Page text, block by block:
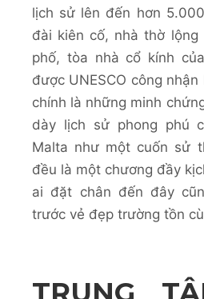
lịch sử lên đến hơn
đài kiên cố, nhà thờ lộng
phố, tòa nhà cổ kính
được UNESCO công
chính là những minh
dày lịch sử phong phú
Malta như một cuốn sử
đều là một chương đầy
ai đặt chân đến đây
trước vẻ đẹp trường tồn